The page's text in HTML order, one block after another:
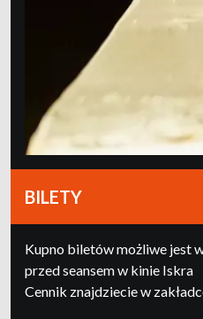
BILETY
Kupno biletów możliwe jest
przed seansem w kinie Iskra
Cennik znajdziecie w